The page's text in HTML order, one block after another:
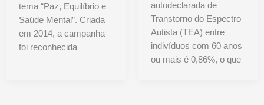
tema “Paz, Equilíbrio e
Saúde Mental”. Criada
em 2014, a campanha
foi reconhecida
autodeclarada de
Transtorno do Espectro
Autista (TEA) entre
indivíduos com 60 anos
ou mais é 0,86%, o que